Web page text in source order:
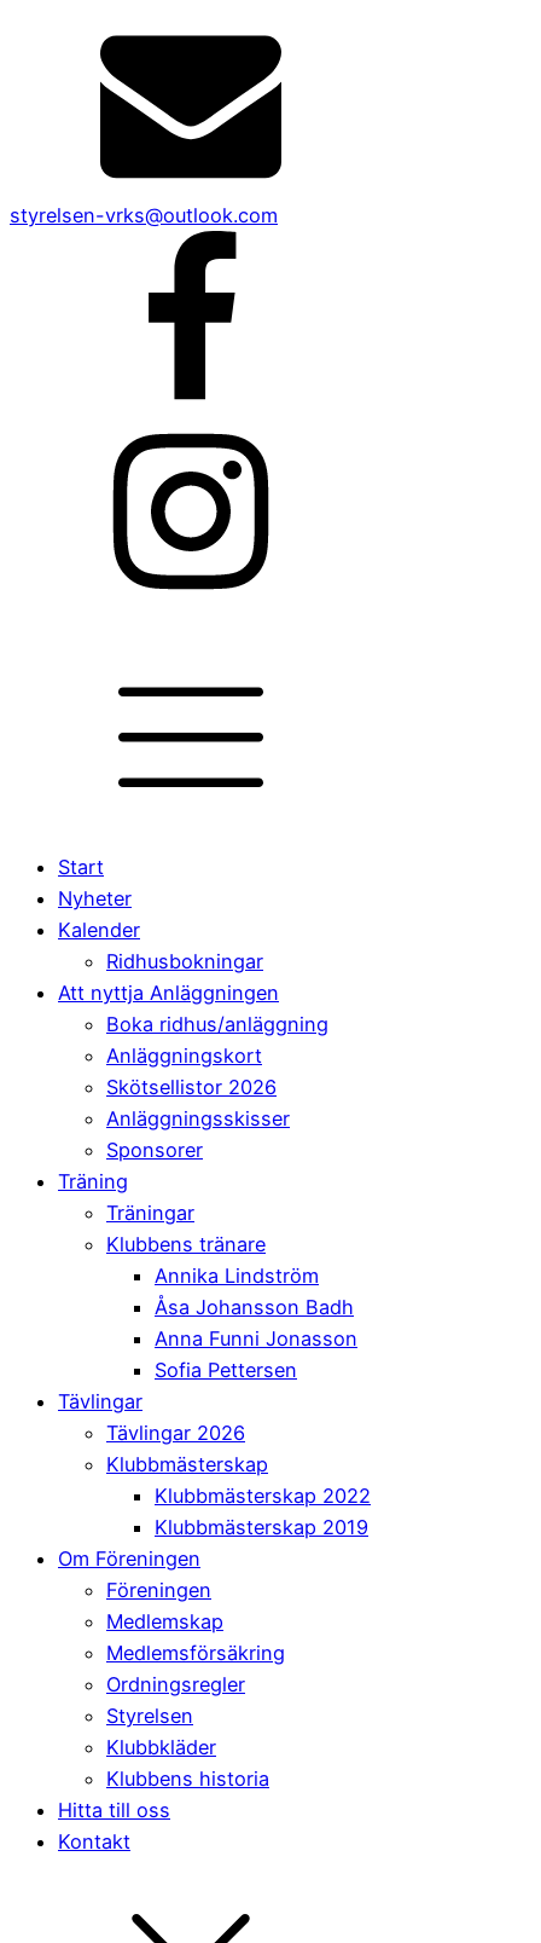
styrelsen-vrks@outlook.com
Start
Nyheter
Kalender
Ridhusbokningar
Att nyttja Anläggningen
Boka ridhus/anläggning
Anläggningskort
Skötsellistor 2026
Anläggningsskisser
Sponsorer
Träning
Träningar
Klubbens tränare
Annika Lindström
Åsa Johansson Badh
Anna Funni Jonasson
Sofia Pettersen
Tävlingar
Tävlingar 2026
Klubbmästerskap
Klubbmästerskap 2022
Klubbmästerskap 2019
Om Föreningen
Föreningen
Medlemskap
Medlemsförsäkring
Ordningsregler
Styrelsen
Klubbkläder
Klubbens historia
Hitta till oss
Kontakt